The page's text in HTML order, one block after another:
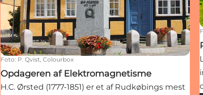
Foto: P. Qvist, Colourbox
Opdageren af Elektromagnetisme
H.C. Ørsted (1777-­1851) er et af Rudkøbings mest